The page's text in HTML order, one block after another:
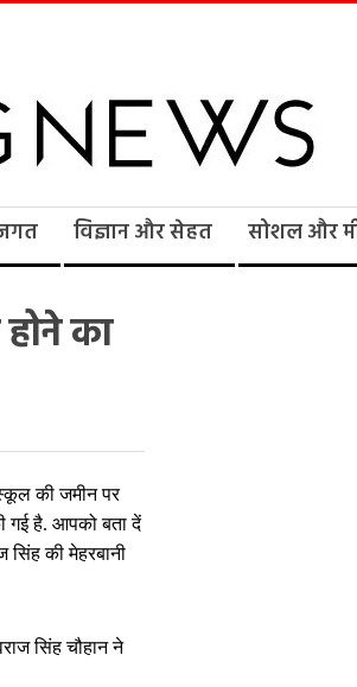
विज्ञान और सेहत सोशल और
का
की जमीन पर
गई है. आपको बता दें
की मेहरबानी
सिंह चौहान ने